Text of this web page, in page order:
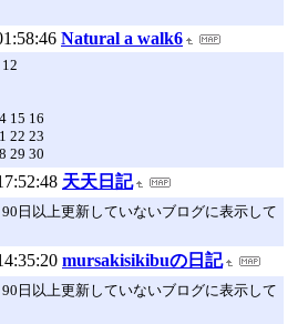
Natural a walk6
15 16
22 23
29 30
天天日記
90日以上更新していないブログに表示して
mursakisikibuの日記
90日以上更新していないブログに表示して